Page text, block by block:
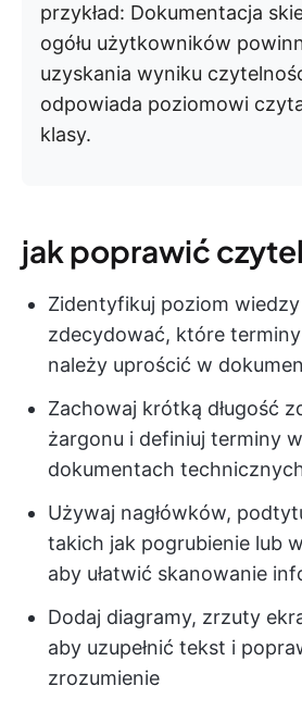
przykład: Dokumentacja
ogółu użytkowników
uzyskania wyniku
odpowiada poziomowi
klasy.
jak poprawić
Zidentyfikuj poziom
zdecydować, które
należy uprościć w
Zachowaj krótką długość
żargonu i definiuj terminy
dokumentach
Używaj nagłówków,
takich jak pogrubienie lub
aby ułatwić skanowanie
Dodaj diagramy, zrzuty
aby uzupełnić tekst i
zrozumienie